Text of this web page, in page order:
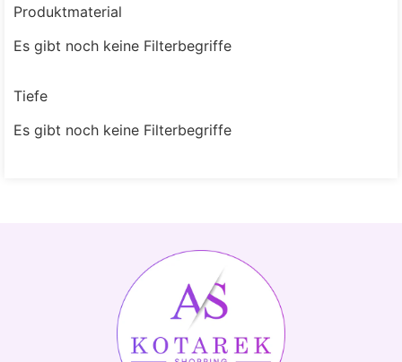
Produktmaterial
Es gibt noch keine Filterbegriffe
Tiefe
Es gibt noch keine Filterbegriffe